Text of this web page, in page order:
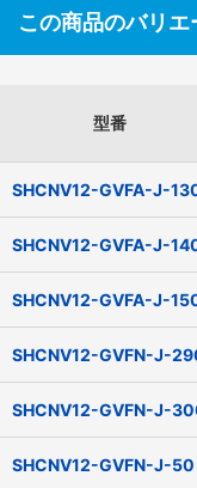
この商品のバリエ
型番
SHCNV12-GVFA-J-
SHCNV12-GVFA-J-
SHCNV12-GVFA-J-
SHCNV12-GVFN-J-
SHCNV12-GVFN-J-
SHCNV12-GVFN-J-50